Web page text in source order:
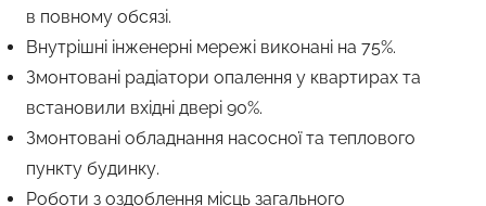
в повному обсязі.
Внутрішні інженерні мережі виконані на 75%.
Змонтовані радіатори опалення у квартирах та
встановили вхідні двері 90%.
Змонтовані обладнання насосної та теплового
пункту будинку.
Роботи з оздоблення місць загального